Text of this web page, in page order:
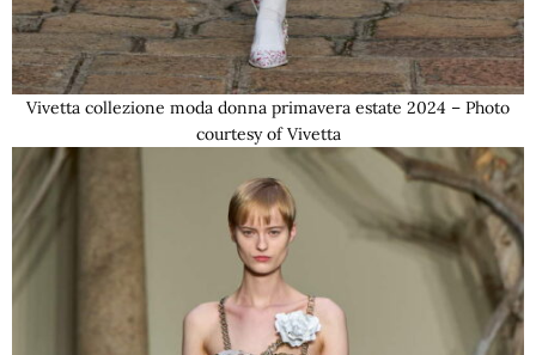
Vivetta collezione moda donna primavera estate 2024 – Photo
courtesy of Vivetta